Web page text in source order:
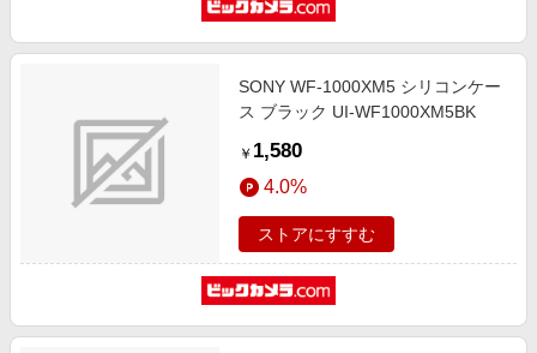
SONY WF-1000XM5 シリコンケー
ス ブラック UI-WF1000XM5BK
￥ 1,580
4.0%
ストアにすすむ